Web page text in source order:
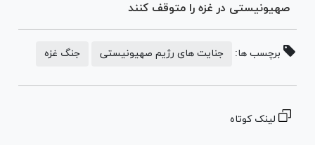
صهیونیستی در غزه را متوقف کنند
برچسب ها: جنایت های رژیم صهیونیستی جنگ غزه
لینک کوتاه